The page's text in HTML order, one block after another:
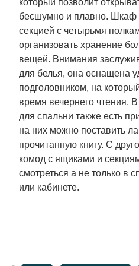
бесшумно и плавно. Шкаф
секцией с четырьмя
организовать хранение
вещей. Внимания
для белья, она оснащена
подголовником, на
время вечернего чтения.
для спальни также есть
на них можно поставить
прочитанную книгу. С
комод с ящиками и
смотреться а не только в
или кабинете.